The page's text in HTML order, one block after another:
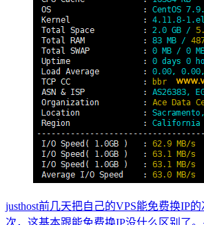
justhost前几天把自己的VPS能免费换IP
次，这基本跟能免费换IP没什么区别了。